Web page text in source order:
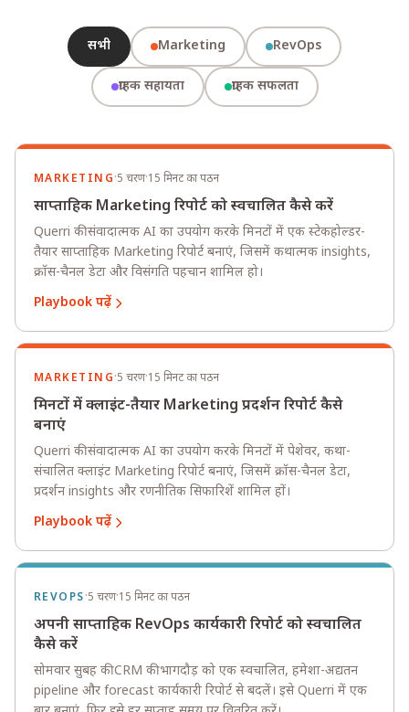
सभी Marketing RevOps
ग्राहक सहायता ग्राहक सफलता
MARKETING·5 चरण·15 मिनट का पठन
साप्ताहिक Marketing रिपोर्ट को स्वचालित कैसे करें
Querri की संवादात्मक AI का उपयोग करके मिनटों में एक स्टेकहोल्डर-
तैयार साप्ताहिक Marketing रिपोर्ट बनाएं, जिसमें कथात्मक insights,
क्रॉस-चैनल डेटा और विसंगति पहचान शामिल हो।
Playbook पढ़ें
MARKETING·5 चरण·15 मिनट का पठन
मिनटों में क्लाइंट-तैयार Marketing प्रदर्शन रिपोर्ट कैसे
बनाएं
Querri की संवादात्मक AI का उपयोग करके मिनटों में पेशेवर, कथा-
संचालित क्लाइंट Marketing रिपोर्ट बनाएं, जिसमें क्रॉस-चैनल डेटा,
प्रदर्शन insights और रणनीतिक सिफारिशें शामिल हों।
Playbook पढ़ें
REVOPS·5 चरण·15 मिनट का पठन
अपनी साप्ताहिक RevOps कार्यकारी रिपोर्ट को स्वचालित
कैसे करें
सोमवार सुबह की CRM की भागदौड़ को एक स्वचालित, हमेशा-अद्यतन
pipeline और forecast कार्यकारी रिपोर्ट से बदलें। इसे Querri में एक